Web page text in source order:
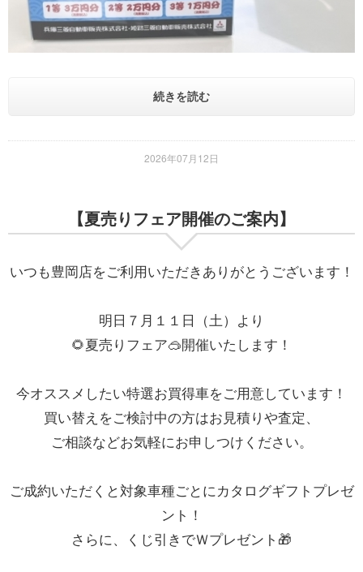
続きを読む
2026年07月12日
【夏売りフェア開催のご案内】
いつも豊岡店をご利用いただきありがとうございます！
明日７月１１日（土）より
🌻夏売りフェア🥽開催いたします！
今オススメしたい特選お買得車をご用意しています！
買い替えをご検討中の方はお見積りや査定、
ご相談などお気軽にお申しつけください。
ご成約いただくと対象車種ごとにカタログギフトプレゼ
ント！
さらに、くじ引きでＷプレゼント🎁